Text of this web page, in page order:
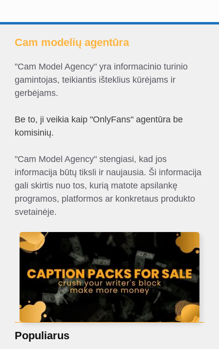
Cam modelių agentūra
"Cam Model Agency" yra informacinio turinio
gamintojas, teikiantis išteklius kūrėjams ir
gerbėjams.
Be to, ji veikia kaip "OnlyFans" agentūra be
komisinių.
"Cam Model Agency" stengiasi, kad jos
informacija būtų tiksli ir naujausia. Ši informacija
gali skirtis nuo tos, kurią matote apsilankę
programos, platformos ar konkretaus produkto
svetainėje.
Populiarus